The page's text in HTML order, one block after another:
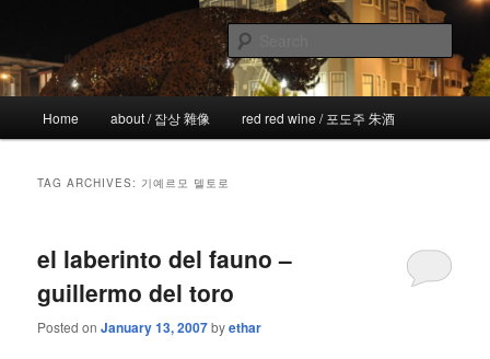
primary
content
secondary
content!wicked
the more I see the less I know
Home about / 잡상 雜像 red red wine / 포도주 朱酒
TAG ARCHIVES: 기예르모 델토로
el laberinto del fauno –
guillermo del toro
Posted onJanuary 13, 2007byethar